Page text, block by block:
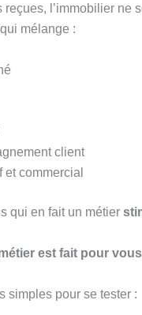
l’immobilier ne
mélange :
client
commercial
qui en fait un métier
est fait pour
simples pour se tester :